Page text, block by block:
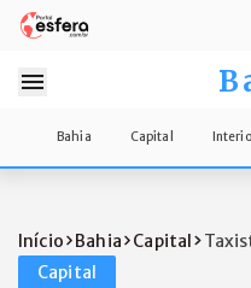
Bahia Capital
Início Bahia Capital
Capital